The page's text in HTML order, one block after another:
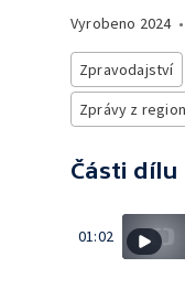
Vyrobeno 2024•
Zpravodajství
Zprávy z
Části dílu
01:02